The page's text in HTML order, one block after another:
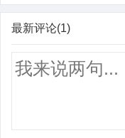
最新评论(1)